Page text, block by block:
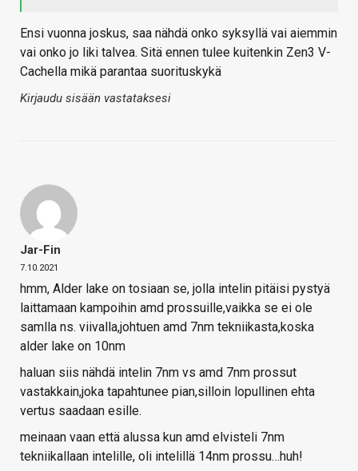
Ensi vuonna joskus, saa nähdä onko syksyllä vai aiemmin
vai onko jo liki talvea. Sitä ennen tulee kuitenkin Zen3 V-
Cachella mikä parantaa suorituskykä
Kirjaudu sisään vastataksesi
Jar-Fin
7.10.2021
hmm, Alder lake on tosiaan se, jolla intelin pitäisi pystyä
laittamaan kampoihin amd prossuille,vaikka se ei ole
samlla ns. viivalla,johtuen amd 7nm tekniikasta,koska
alder lake on 10nm
haluan siis nähdä intelin 7nm vs amd 7nm prossut
vastakkain,joka tapahtunee pian,silloin lopullinen ehta
vertus saadaan esille.
meinaan vaan että alussa kun amd elvisteli 7nm
tekniikallaan intelille, oli intelillä 14nm prossu…huh!